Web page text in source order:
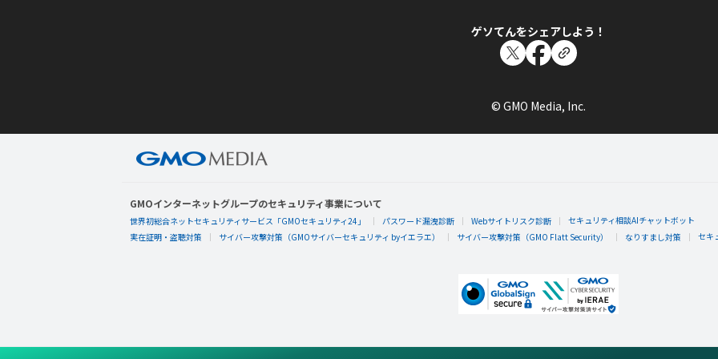
ゲソてんをシェアしよう！
© GMO Media, Inc.
GMOインターネットグループのセキュリティ事業について
世界初総合ネットセキュリティサービス「GMOセキュリティ24」 パスワード漏洩診断 Webサイトリスク診断
セキュリティ相談AIチャットボット
実在証明・盗聴対策
サイバー攻撃対策（GMOサイバーセキュリティ byイエラエ） サイバー攻撃対策（GMO Flatt Security） なりすまし対策 セキ